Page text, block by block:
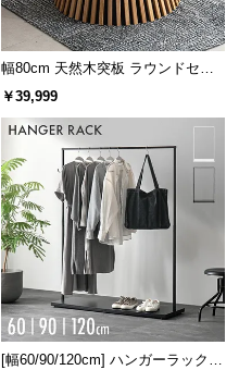
幅80cm 天然木突板 ラウンドセン
ターテーブル 美しい格子デザイン
￥39,999
[幅60/90/120cm] ハンガーラック